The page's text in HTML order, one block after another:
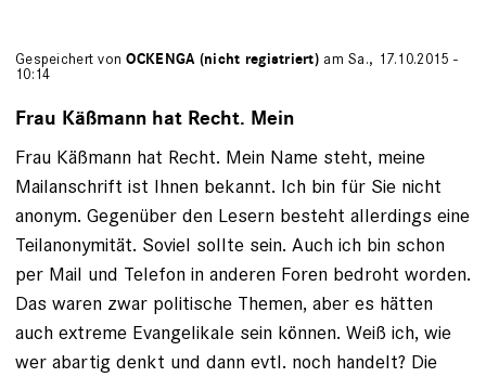
Gespeichert vonOCKENGA (nicht registriert) am Sa., 17.10.2015 -
10:14
Frau Käßmann hat Recht. Mein
Frau Käßmann hat Recht. Mein Name steht, meine
Mailanschrift ist Ihnen bekannt. Ich bin für Sie nicht
anonym. Gegenüber den Lesern besteht allerdings eine
Teilanonymität. Soviel sollte sein. Auch ich bin schon
per Mail und Telefon in anderen Foren bedroht worden.
Das waren zwar politische Themen, aber es hätten
auch extreme Evangelikale sein können. Weiß ich, wie
wer abartig denkt und dann evtl. noch handelt? Die